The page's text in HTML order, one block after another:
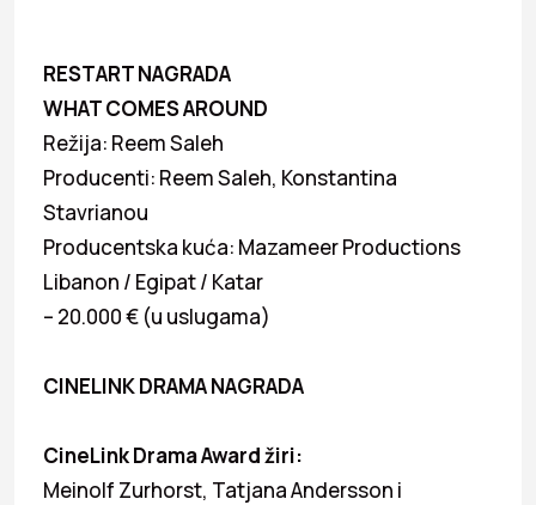
RESTART NAGRADA
WHAT COMES AROUND
Režija: Reem Saleh
Producenti: Reem Saleh, Konstantina
Stavrianou
Producentska kuća: Mazameer Productions
Libanon / Egipat / Katar
– 20.000 € (u uslugama)
CINELINK DRAMA NAGRADA
CineLink Drama Award žiri:
Meinolf Zurhorst, Tatjana Andersson i